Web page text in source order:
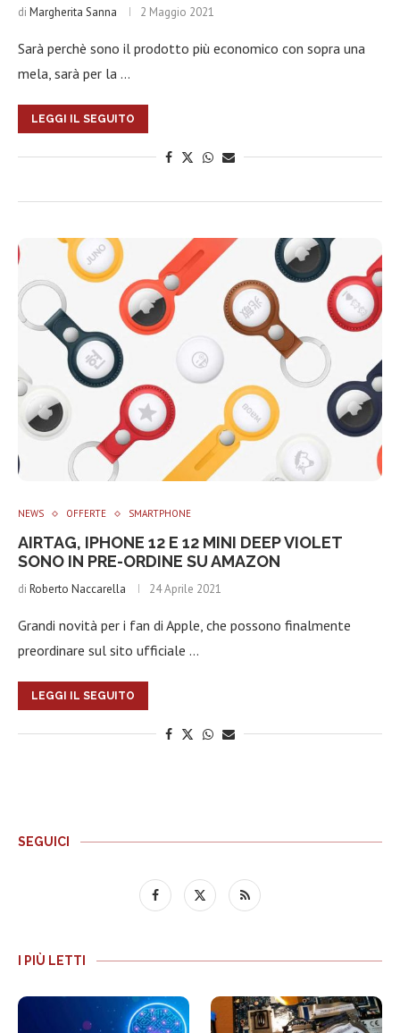
di Margherita Sanna 2 Maggio 2021
Sarà perchè sono il prodotto più economico con sopra una
mela, sarà per la …
LEGGI IL SEGUITO
NEWS OFFERTE SMARTPHONE
AIRTAG, IPHONE 12 E 12 MINI DEEP VIOLET
SONO IN PRE-ORDINE SU AMAZON
di Roberto Naccarella 24 Aprile 2021
Grandi novità per i fan di Apple, che possono finalmente
preordinare sul sito ufficiale …
LEGGI IL SEGUITO
SEGUICI
I PIÙ LETTI